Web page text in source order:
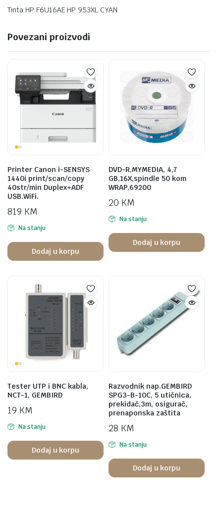
Tinta HP F6U16AE HP 953XL CYAN
Povezani proizvodi
Printer Canon i-SENSYS
1440i print/scan/copy
40str/min Duplex+ADF
USB.WiFi.
819 KM
Na stanju
Dodaj u korpu
DVD-R,MYMEDIA, 4,7
GB,16X,spindle 50 kom
WRAP,69200
20 KM
Na stanju
Dodaj u korpu
Tester UTP i BNC kabla,
NCT-1, GEMBIRD
19 KM
Na stanju
Dodaj u korpu
Razvodnik nap.GEMBIRD
SPG3-B-10C, 5 utičnica,
prekidač,3m, osigurač,
prenaponska zaštita
28 KM
Na stanju
Dodaj u korpu